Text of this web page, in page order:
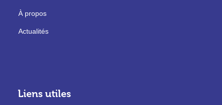
À propos
Actualités
Liens utiles